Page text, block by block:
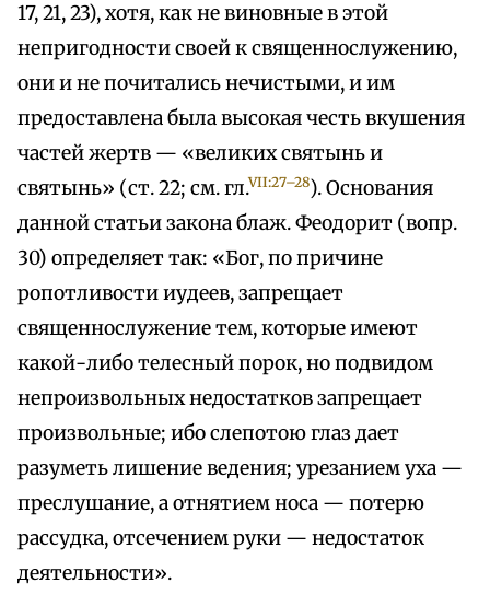
17, 21, 23), хотя, как не виновные в этой
непригодности своей к священнослужению,
они и не почитались нечистыми, и им
предоставлена была высокая честь вкушения
частей жертв — «великих святынь и
святынь» (ст. 22; см. гл.VII:27–28). Основания
данной статьи закона блаж. Феодорит (вопр.
30) определяет так: «Бог, по причине
ропотливости иудеев, запрещает
священнослужение тем, которые имеют
какой-либо телесный порок, но подвидом
непроизвольных недостатков запрещает
произвольные; ибо слепотою глаз дает
разуметь лишение ведения; урезанием уха —
преслушание, а отнятием носа — потерю
рассудка, отсечением руки — недостаток
деятельности».